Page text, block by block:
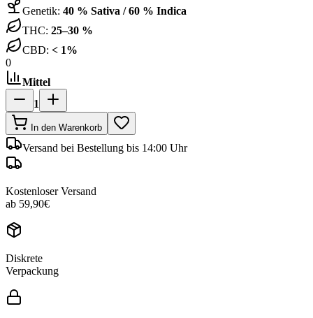
Genetik: 40 % Sativa / 60 % Indica
THC: 25–30 %
CBD: < 1%
0
Mittel
1
In den Warenkorb
Versand bei Bestellung bis 14:00 Uhr
Kostenloser Versand
ab 59,90€
Diskrete
Verpackung